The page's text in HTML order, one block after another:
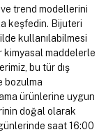
ve trend modellerini
keşfedin. Bijuteri
kullanılabilmesi
kimyasal maddelerle
bu tür dış
bozulma
ürünlerine uygun
doğal olarak
saat 16:00